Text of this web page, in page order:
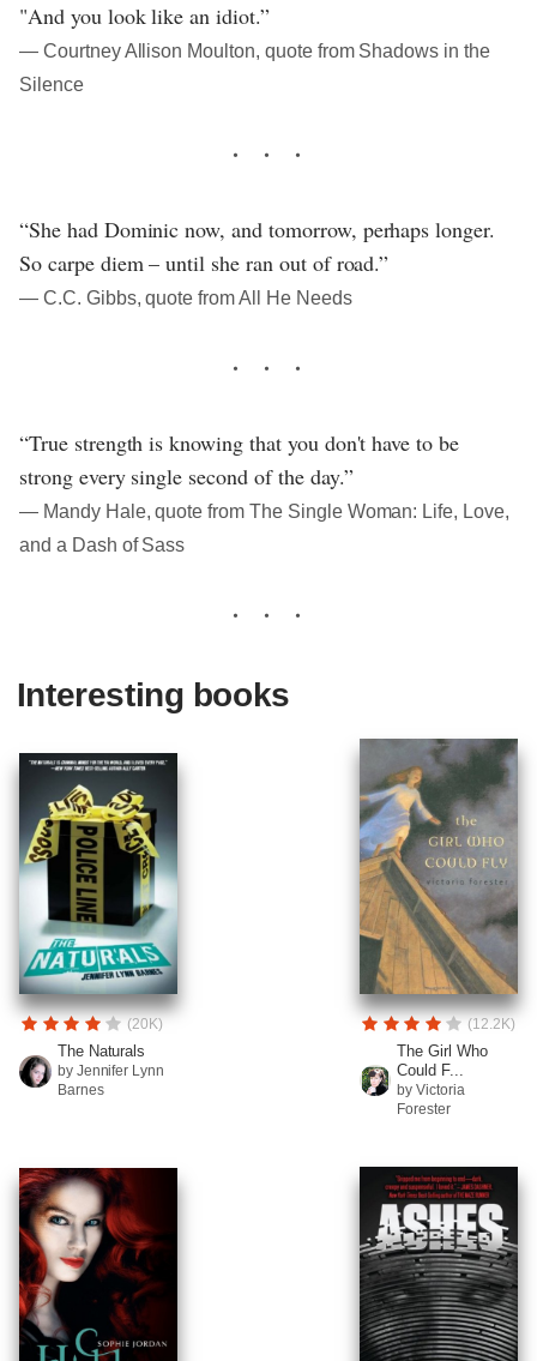
"And you look like an idiot.”
― Courtney Allison Moulton, quote from Shadows in the
Silence
“She had Dominic now, and tomorrow, perhaps longer.
So carpe diem – until she ran out of road.”
― C.C. Gibbs, quote from All He Needs
“True strength is knowing that you don't have to be
strong every single second of the day.”
― Mandy Hale, quote from The Single Woman: Life, Love,
and a Dash of Sass
Interesting books
(20K)
The Naturals
by Jennifer Lynn
Barnes
(12.2K)
The Girl Who
Could F...
by Victoria
Forester